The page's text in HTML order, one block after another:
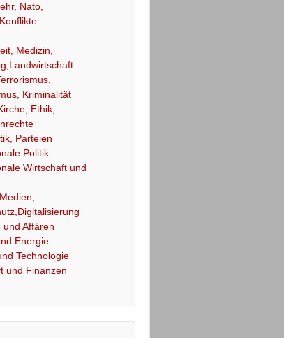
Nato,
Medizin,
Kriminalität
Ethik,
Parteien
Politik
Wirtschaft und
und Affären
Energie
Technologie
und Finanzen